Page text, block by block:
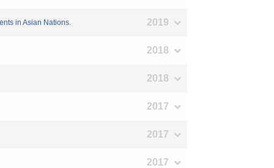
in Asian Nations. 2019
2018
2018
2017
2017
2017